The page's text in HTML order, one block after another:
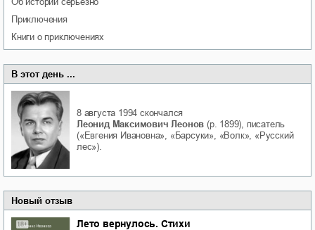
приключения
книги о приключениях
В этот день ...
8 августа 1994 скончался
Леонид Максимович Леонов (р. 1899), писатель
(«Евгения Ивановна», «Барсуки», «Волк», «Русский
лес»).
Новый отзыв
Лето вернулось. Стихи